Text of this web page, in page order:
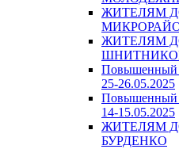
ЖИТЕЛЯМ
ЖИТЕЛЯМ
Повышенный
25-26.05.2025
Повышенный
14-15.05.2025
ЖИТЕЛЯМ
БУРДЕНКО